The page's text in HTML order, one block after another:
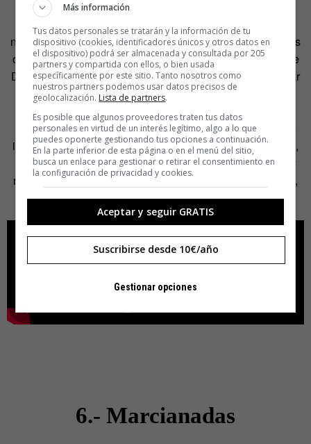
Una singular pieza protagonizada por quien ha sido
nombradoMan of the Year 2024porTime. Te gustarán más
o te gustarán menos sus políticas, pero es indiscutible que
Donald Trump no engaña a nadie y que se le puede llamar
cualquier cosa excepto inconsistente. ¿O a quién se le
ocurriría presentarse con el mismo eslogan tres veces
seguidas a las elecciones presidenciales USA, habiendo
incluso perdido una de ellas? Este vídeo es un poco viejo,
pero se centra en esa particularidad suya: la insistencia y
repetición.Billions and Billionsdura dos minutos (gracias,
Turi).
6.- Marcianadas
Más información
Tus datos personales se tratarán y la información de tu
dispositivo (cookies, identificadores únicos y otros datos en
el dispositivo) podrá ser almacenada y consultada por 205
partners y compartida con ellos, o bien usada
específicamente por este sitio. Tanto nosotros como
nuestros partners podemos usar datos precisos de
geolocalización. Lista de partners.
Es posible que algunos proveedores traten tus datos
personales en virtud de un interés legítimo, algo a lo que
puedes oponerte gestionando tus opciones a continuación.
En la parte inferior de esta página o en el menú del sitio,
busca un enlace para gestionar o retirar el consentimiento en
la configuración de privacidad y cookies.
Aceptar y seguir GRATIS
Suscribirse desde 10€/año
Gestionar opciones